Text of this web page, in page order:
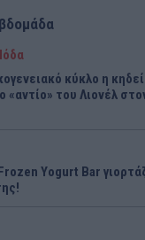
κύκλο η
«αντίο» του Λιονέλ
Yogurt Bar